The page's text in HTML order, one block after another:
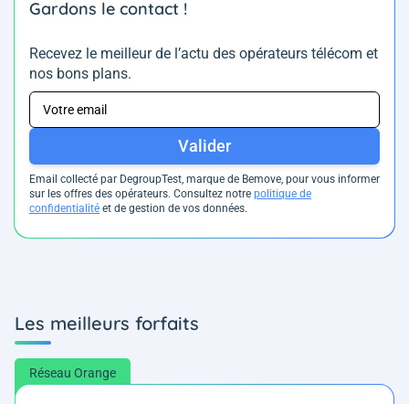
Gardons le contact !
Recevez le meilleur de l’actu des opérateurs télécom et
nos bons plans.
Valider
Email collecté par DegroupTest, marque de Bemove, pour vous informer
sur les offres des opérateurs. Consultez notre politique de
confidentialité et de gestion de vos données.
Les meilleurs forfaits
Réseau Orange